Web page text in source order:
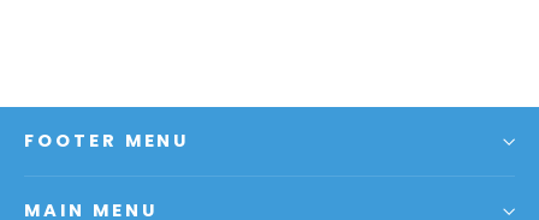
FOOTER MENU
MAIN MENU